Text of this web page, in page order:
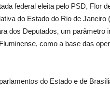
federal eleita pelo PSD, Flor
do Estado do Rio de
dos Deputados, um parâmetro
como a base das
do Estado e de